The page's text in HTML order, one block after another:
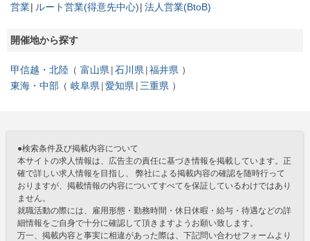
営業 ルート営業(得意先中心) 法人営業(BtoB)
開催地から探す
甲信越・北陸 富山県 石川県 福井県
東海・中部
岐阜県 愛知県 三重県
●検索条件及び掲載内容について
本サイトの求人情報は、広告主の責任に基づき情報を掲載しています。正
確で詳しい求人情報を目指し、 弊社による掲載内容の確認を随時行って
おりますが、掲載情報の内容についてすべてを保証しているわけではあり
ません。
就職活動の際には、雇用形態・勤務時間・休日休暇・給与・待遇などの詳
細情報をご自身で十分に確認して頂きますようお願い致します。
万一、掲載内容と事実に相違があった際は、下記問い合わせフォームより